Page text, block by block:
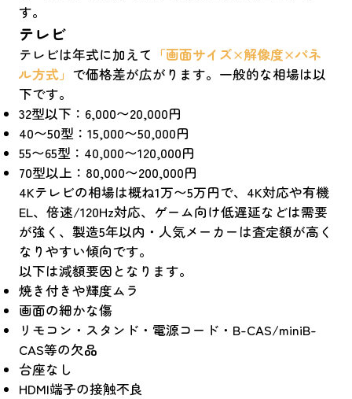
す。
テレビ
テレビは年式に加えて 「画面サイズ×解像度×パネ
ル方式」 で価格差が広がります。一般的な相場は以
下です。
32型以下：6,000〜20,000円
40〜50型：15,000〜50,000円
55〜65型：40,000〜120,000円
70型以上：80,000〜200,000円
4Kテレビの相場は概ね1万〜5万円で、4K対応や有機
EL、倍速/120Hz対応、ゲーム向け低遅延などは需要
が強く、製造5年以内・人気メーカーは査定額が高く
なりやすい傾向です。
以下は減額要因となります。
焼き付きや輝度ムラ
画面の細かな傷
リモコン・スタンド・電源コード・B-CAS/miniB-
CAS等の欠品
台座なし
HDMI端子の接触不良